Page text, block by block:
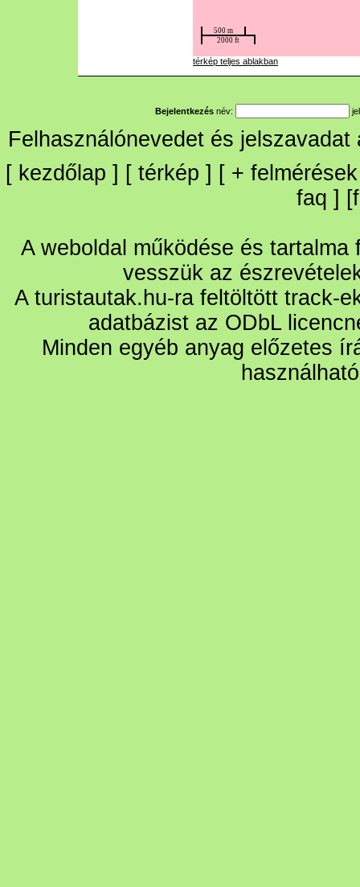
térkép teljes ablakban
Bejelentkezés név:
Felhasználónevedet és
[ kezdőlap ] [ térkép ] [ + felmérések
faq ] [
A weboldal működése és
vesszük az
A turistautak.hu-ra feltöltött track-
adatbázist az ODbL
Minden egyéb anyag előzetes